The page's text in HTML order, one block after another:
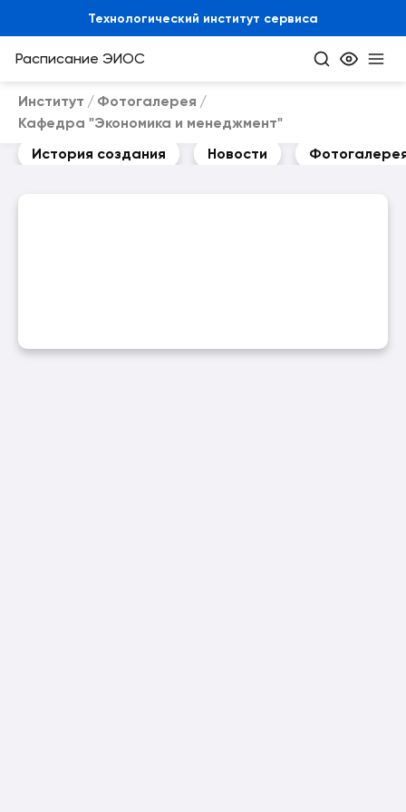
Технологический институт сервиса
Расписание ЭИОС
Институт
Фотогалерея
Кафедра "Экономика и менеджмент"
История создания
Новости